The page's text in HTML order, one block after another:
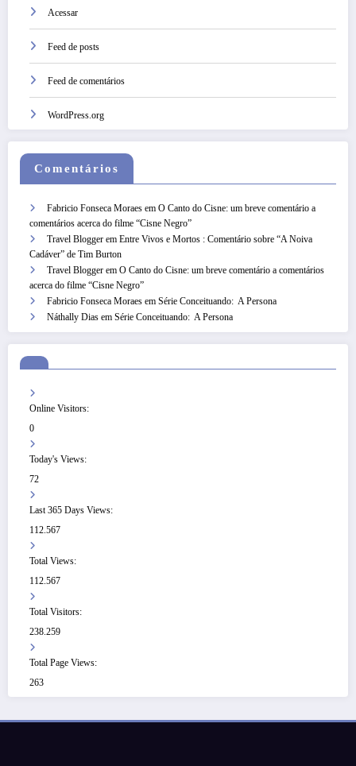
Acessar
Feed de posts
Feed de comentários
WordPress.org
Comentários
Fabricio Fonseca Moraes em O Canto do Cisne: um breve comentário a
comentários acerca do filme “Cisne Negro”
Travel Blogger em Entre Vivos e Mortos : Comentário sobre “A Noiva
Cadáver” de Tim Burton
Travel Blogger em O Canto do Cisne: um breve comentário a comentários
acerca do filme “Cisne Negro”
Fabricio Fonseca Moraes em Série Conceituando: A Persona
Náthally Dias em Série Conceituando: A Persona
Online Visitors:
0
Today's Views:
72
Last 365 Days Views:
112.567
Total Views:
112.567
Total Visitors:
238.259
Total Page Views:
263